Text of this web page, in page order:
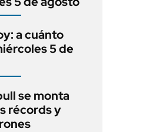
a cuánto
5 de
se monta
récords y